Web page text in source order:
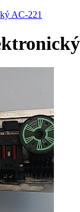
AC-221